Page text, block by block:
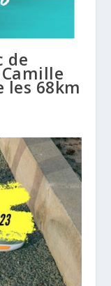
de
les 68km